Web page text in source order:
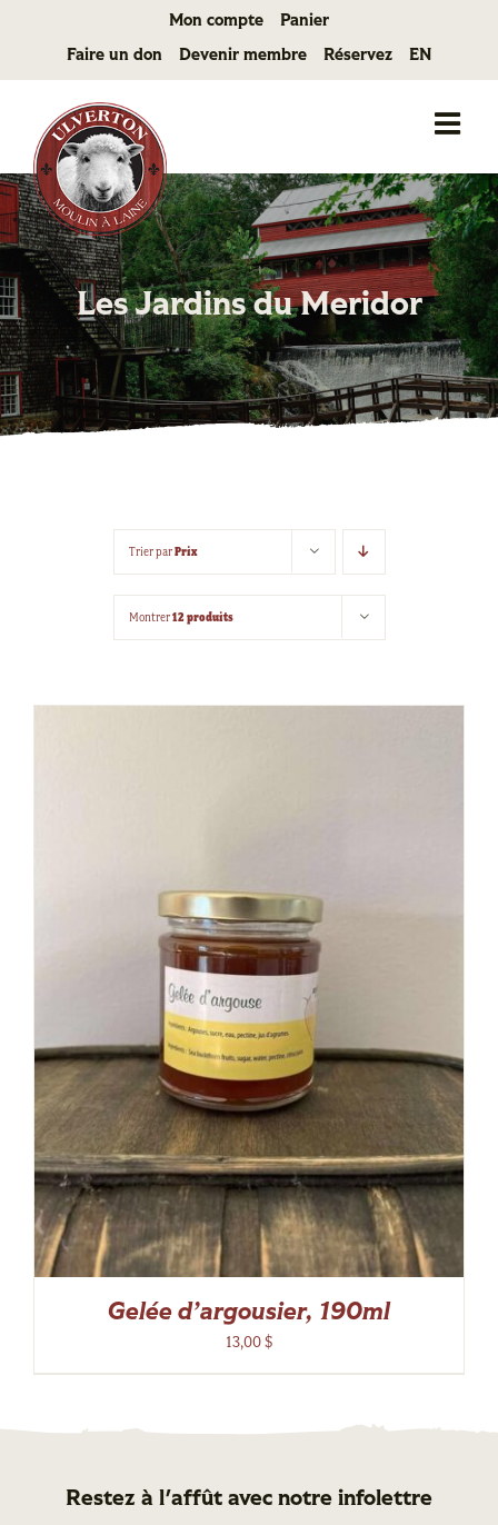
Mon compte Panier
Faire un don Devenir membre Réservez EN
Les Jardins du Meridor
Trier parPrix
Montrer12 produits
Gelée d’argousier, 190ml
13,00$
Restez à l'affût avec notre infolettre